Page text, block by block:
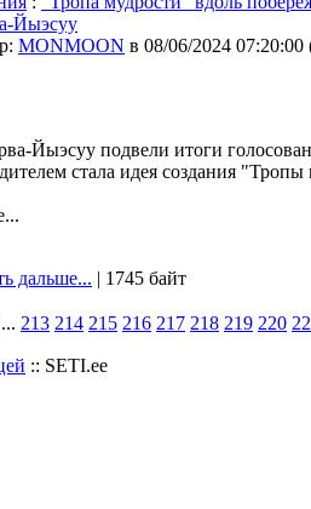
Йыэсуу
MONMOON в 08/06/2024 07:20:00
Йыэсуу подвели итоги
стала идея создания
дальше... | 1745 байт
... 213 214 215 216 217 218 219 220
:: SETI.ee